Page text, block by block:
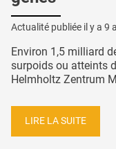
Actualité publiée il y a 9
Environ 1,5 milliard
surpoids ou atteints
Helmholtz Zentrum
LIRE LA SUITE